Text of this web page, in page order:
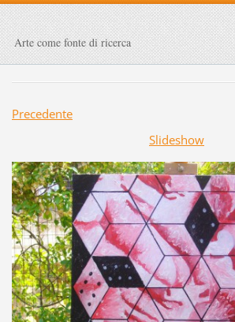
Arte come fonte di ricerca
Precedente
Slideshow